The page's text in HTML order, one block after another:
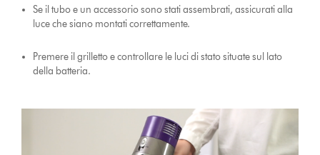
Se il tubo e un accessorio sono stati assembrati, assicurati alla
luce che siano montati correttamente.
Premere il grilletto e controllare le luci di stato situate sul lato
della batteria.